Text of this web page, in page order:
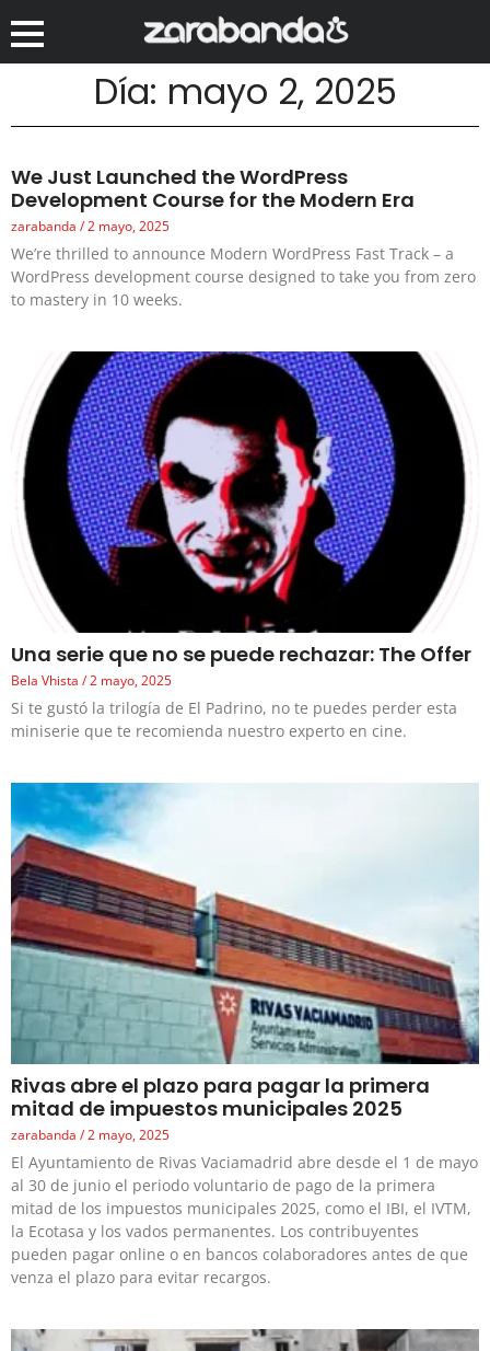
Día: mayo 2, 2025
We Just Launched the WordPress
Development Course for the Modern Era
zarabanda 2 mayo, 2025
We’re thrilled to announce Modern WordPress Fast Track – a
WordPress development course designed to take you from zero
to mastery in 10 weeks.
Una serie que no se puede rechazar: The Offer
Bela Vhista 2 mayo, 2025
Si te gustó la trilogía de El Padrino, no te puedes perder esta
miniserie que te recomienda nuestro experto en cine.
Rivas abre el plazo para pagar la primera
mitad de impuestos municipales 2025
zarabanda 2 mayo, 2025
El Ayuntamiento de Rivas Vaciamadrid abre desde el 1 de mayo
al 30 de junio el periodo voluntario de pago de la primera
mitad de los impuestos municipales 2025, como el IBI, el IVTM,
la Ecotasa y los vados permanentes. Los contribuyentes
pueden pagar online o en bancos colaboradores antes de que
venza el plazo para evitar recargos.